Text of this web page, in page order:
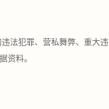
法犯罪、营私舞弊、重大违
资料。